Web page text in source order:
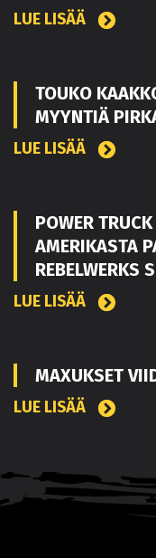
LUE LISÄÄ
TOUKO
MYYNTIÄ
LUE LISÄÄ
POWER
AMERIKASTA
REBELWERKS
LUE LISÄÄ
MAXUKSET
LUE LISÄÄ